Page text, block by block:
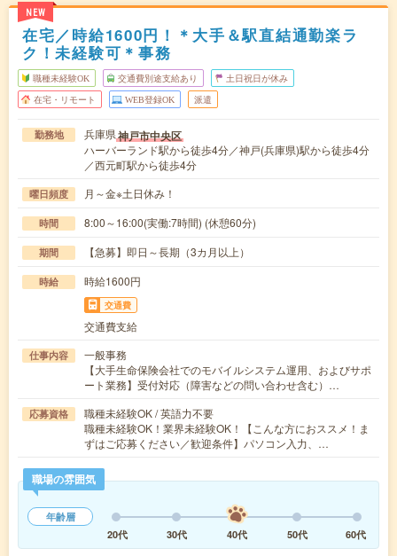
NEW
在宅／時給1600円！＊大手＆駅直結通勤楽ラ
ク！未経験可＊事務
職種未経験OK 交通費別途支給あり 土日祝日が休み
在宅・リモート WEB登録OK 派遣
勤務地 兵庫県神戸市中央区
ハーバーランド駅から徒歩4分／神戸(兵庫県)駅から徒歩4分
／西元町駅から徒歩4分
曜日頻度 月～金※土日休み！
時間 8:00～16:00(実働:7時間) (休憩60分)
期間 【急募】即日～長期（3カ月以上）
時給 時給1600円
交通費
交通費支給
仕事内容
一般事務
【大手生命保険会社でのモバイルシステム運用、およびサポ
ート業務】受付対応（障害などの問い合わせ含む）…
応募資格
職種未経験OK / 英語力不要
職種未経験OK！業界未経験OK！【こんな方におススメ！ま
ずはご応募ください／歓迎条件】パソコン入力、…
職場の雰囲気
年齢層
20代
30代 40代 50代 60代